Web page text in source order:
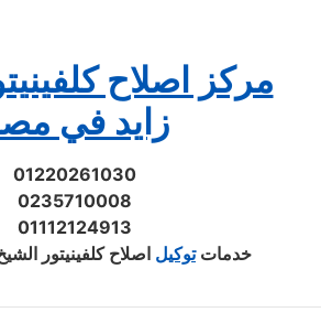
مركز اصلاح
زايد في
01220261030
0235710008
01112124913
خدماتتوكيل اصلاح كلفينيتور